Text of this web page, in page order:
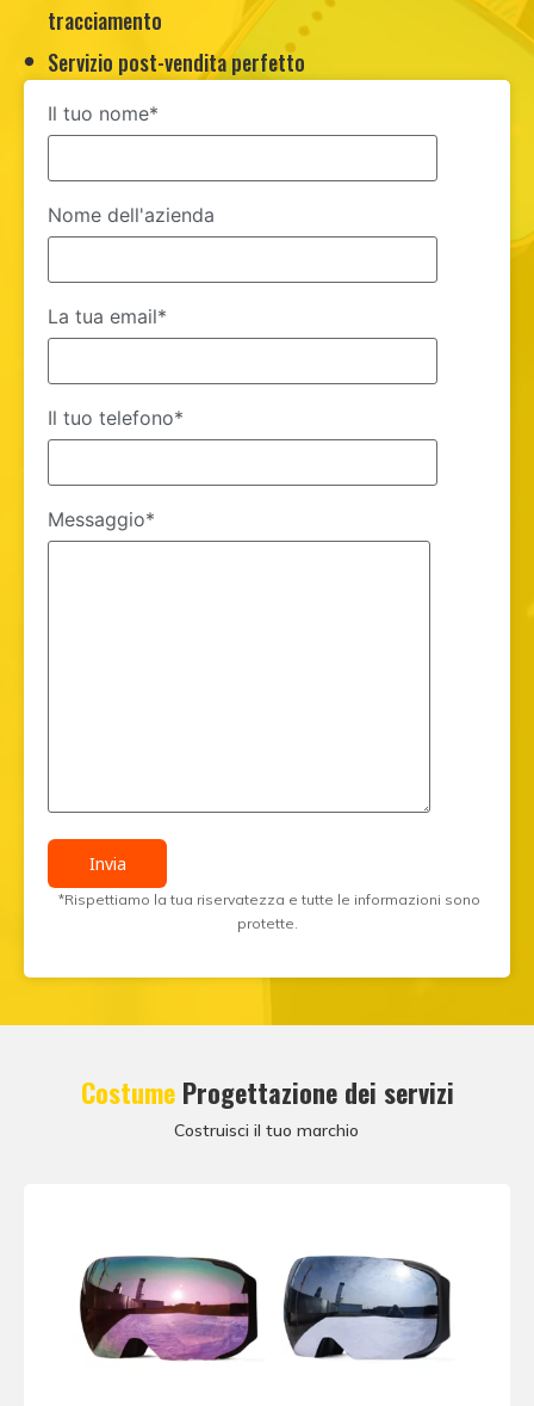
Il tuo nome*
Nome dell'azienda
La tua email*
Il tuo telefono*
Messaggio*
*Rispettiamo la tua riservatezza e tutte le informazioni sono
protette.
tracciamento
Servizio post-vendita perfetto
CostumeProgettazione dei servizi
Costruisci il tuo marchio